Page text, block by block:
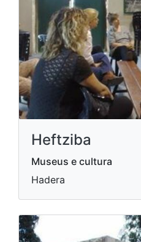
Heftziba
Museus e cultura
Hadera